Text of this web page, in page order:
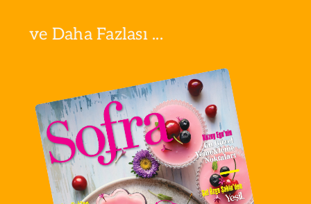
ve Daha Fazlası ...